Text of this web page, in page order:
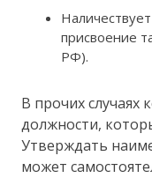
присвоение
РФ).
В прочих
должности,
Утверждать
может